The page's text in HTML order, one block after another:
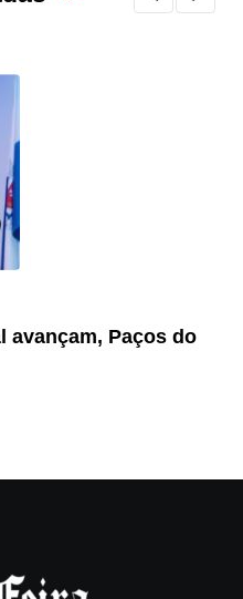
avançam, Paços do